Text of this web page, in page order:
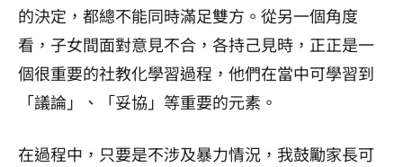
的決定，都總不能同時滿足雙方。從另一個角度
看，子女間面對意見不合，各持己見時，正正是一
個很重要的社教化學習過程，他們在當中可學習到
「議論」、「妥協」等重要的元素。
在過程中，只要是不涉及暴力情況，我鼓勵家長可